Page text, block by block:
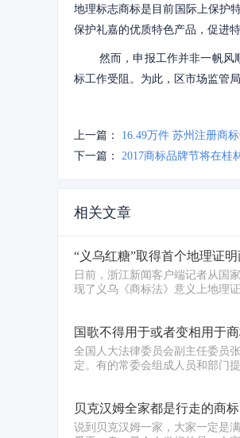
地理标志商标是目前国际上保护
保护礼嘉的优质特色产品，促进
然而，申报工作并非一帆风
标工作受阻。为此，区市场监管
上一篇：
16.49万件 苏州注册商
下一篇：
2017商标品牌节将在桂
相关文章
“义乌红糖”取得首个地理证
日前，浙江新闻客户端记者从国
现了义乌《商标法》意义上地理
国歌不得用于或者变相用于
全国人大法律委员会副主任委员
定。有的常委会组成人员和部门
贝克汉姆全家都是行走的商
说到贝克汉姆一家，大家一定是